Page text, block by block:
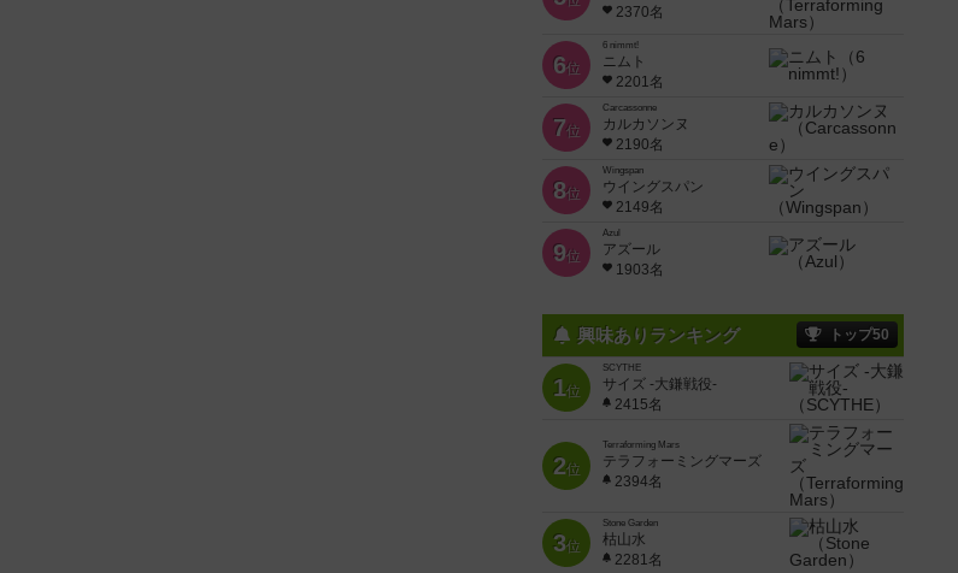
2370名
6位
6 nimmt!
ニムト
2201名
7位
Carcassonne
カルカソンヌ
2190名
8位
Wingspan
ウイングスパン
2149名
9位
Azul
アズール
1903名
興味ありランキング トップ50
1位
SCYTHE
サイズ -大鎌戦役-
2415名
2位
Terraforming Mars
テラフォーミングマーズ
2394名
3位
Stone Garden
枯山水
2281名